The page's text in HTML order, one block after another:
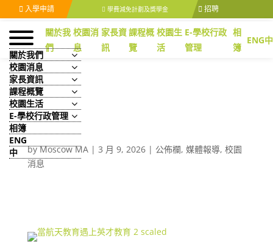
入學申請 學費減免計劃及獎學金 招聘
關於我
們
校園消
息
家長資
訊
課程概
覽
校園生
活
E-學校行政
管理
相
簿
ENG中
關於我們
校園消息
家長資訊
課程概覽
校園生活
E-學校行政管理
相簿
ENG
中
[大公報] 天問求索/當航天
教育遇上英才教育
byMoscow MA| 3 月 9, 2026| 公佈欄, 媒體報導, 校園
消息